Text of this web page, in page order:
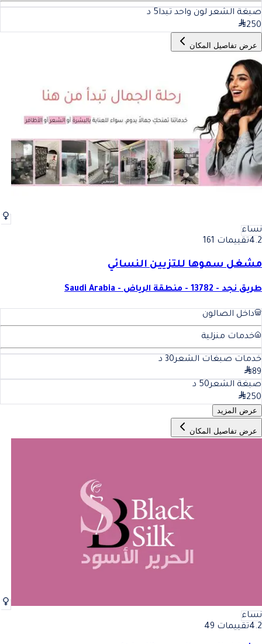
صبغة الشعر لون واحد تبدا5 د
250
عرض تفاصيل المكان
نساء
4.2تقييمات 161
مشغل سموها للتزيين النسائي
طريق نجد - 13782 - منطقة الرياض - Saudi Arabia
داخل الصالون
خدمات منزلية
خدمات صبغات الشعر30 د
89
صبغة الشعر50 د
250
عرض المزيد
عرض تفاصيل المكان
نساء
4.2تقييمات 49